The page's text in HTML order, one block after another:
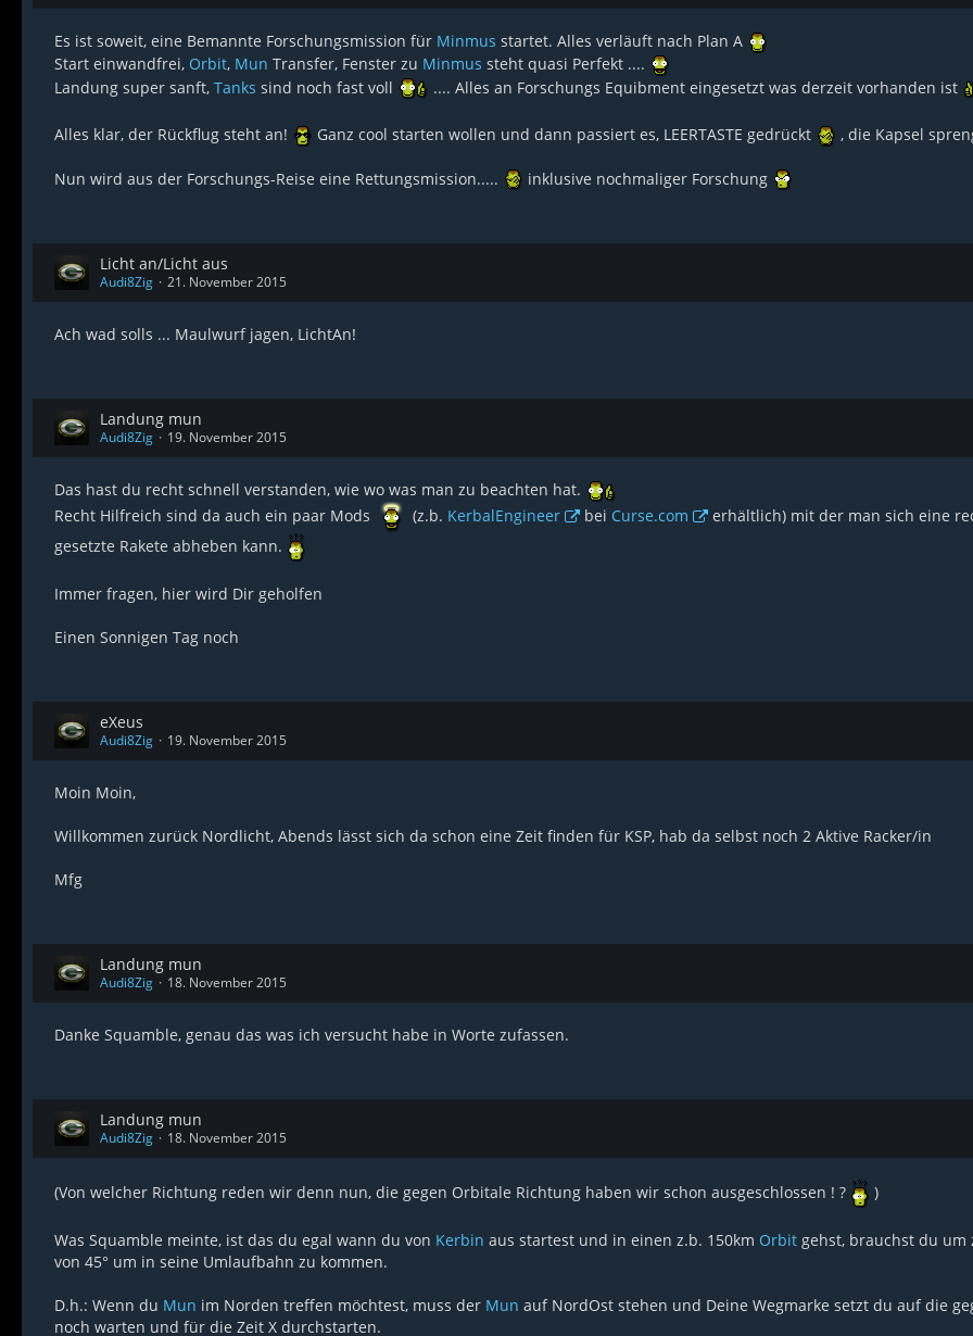
Es ist soweit, eine Bemannte Forschungsmission für Minmus startet. Alles verläuft nach Plan A
Start einwandfrei, Orbit, Mun Transfer, Fenster zu Minmus steht quasi Perfekt ....
Landung super sanft, Tanks sind noch fast voll .... Alles an Forschungs Equibment eingesetzt was derzeit vorhanden ist
Alles klar, der Rückflug steht an! Ganz cool starten wollen und dann passiert es, LEERTASTE gedrückt , die Kapsel
Nun wird aus der Forschungs-Reise eine Rettungsmission..... inklusive nochmaliger Forschung
Licht an/Licht aus
Audi8Zig 21. November 2015
Ach wad solls ... Maulwurf jagen, LichtAn!
Landung mun
Audi8Zig 19. November 2015
Das hast du recht schnell verstanden, wie wo was man zu beachten hat.
Recht Hilfreich sind da auch ein paar Mods
(z.b. KerbalEngineer bei Curse.com
erhältlich) mit der man sich eine
gesetzte Rakete abheben kann.
Immer fragen, hier wird Dir geholfen
Einen Sonnigen Tag noch
eXeus
Audi8Zig 19. November 2015
Moin Moin,
Willkommen zurück Nordlicht, Abends lässt sich da schon eine Zeit finden für KSP, hab da selbst noch 2 Aktive Racker/in
Mfg
Landung mun
Audi8Zig 18. November 2015
Danke Squamble, genau das was ich versucht habe in Worte zufassen.
Landung mun
Audi8Zig 18. November 2015
(Von welcher Richtung reden wir denn nun, die gegen Orbitale Richtung haben wir schon ausgeschlossen ! ? )
Was Squamble meinte, ist das du egal wann du von Kerbin aus startest und in einen z.b. 150km Orbit gehst, brauchst du
von 45° um in seine Umlaufbahn zu kommen.
D.h.: Wenn du Mun im Norden treffen möchtest, muss der Mun auf NordOst stehen und Deine Wegmarke setzt du auf die
noch warten und für die Zeit X durchstarten.